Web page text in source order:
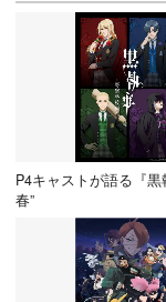
P4キャストが語る『黒
春”